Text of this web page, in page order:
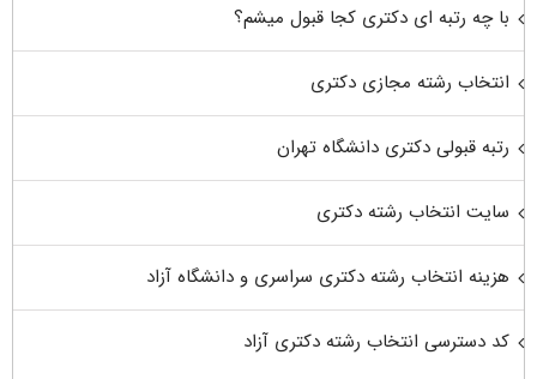
با چه رتبه ای دکتری کجا قبول میشم؟
انتخاب رشته مجازی دکتری
رتبه قبولی دکتری دانشگاه تهران
سایت انتخاب رشته دکتری
هزینه انتخاب رشته دکتری سراسری و دانشگاه آزاد
کد دسترسی انتخاب رشته دکتری آزاد